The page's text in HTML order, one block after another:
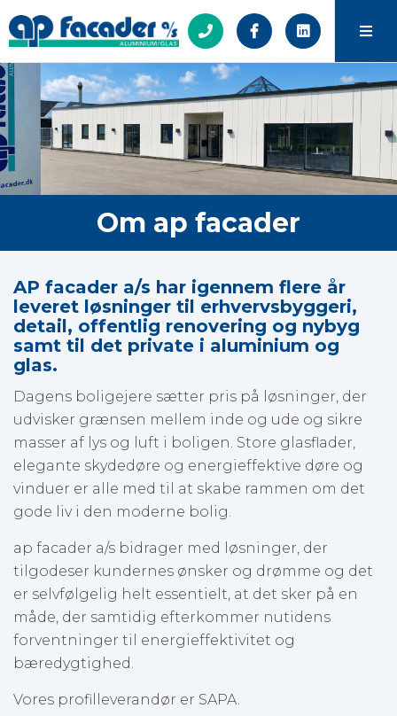
Om ap facader
AP facader a/s har igennem flere år
leveret løsninger til erhvervsbyggeri,
detail, offentlig renovering og nybyg
samt til det private i aluminium og
glas.
Dagens boligejere sætter pris på løsninger, der
udvisker grænsen mellem inde og ude og sikre
masser af lys og luft i boligen. Store glasflader,
elegante skydedøre og energieffektive døre og
vinduer er alle med til at skabe rammen om det
gode liv i den moderne bolig.
ap facader a/s bidrager med løsninger, der
tilgodeser kundernes ønsker og drømme og det
er selvfølgelig helt essentielt, at det sker på en
måde, der samtidig efterkommer nutidens
forventninger til energieffektivitet og
bæredygtighed.
Vores profilleverandør er SAPA.